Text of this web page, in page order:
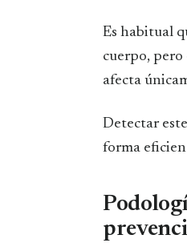
Es habitual
cuerpo, pero
afecta
Detectar
forma